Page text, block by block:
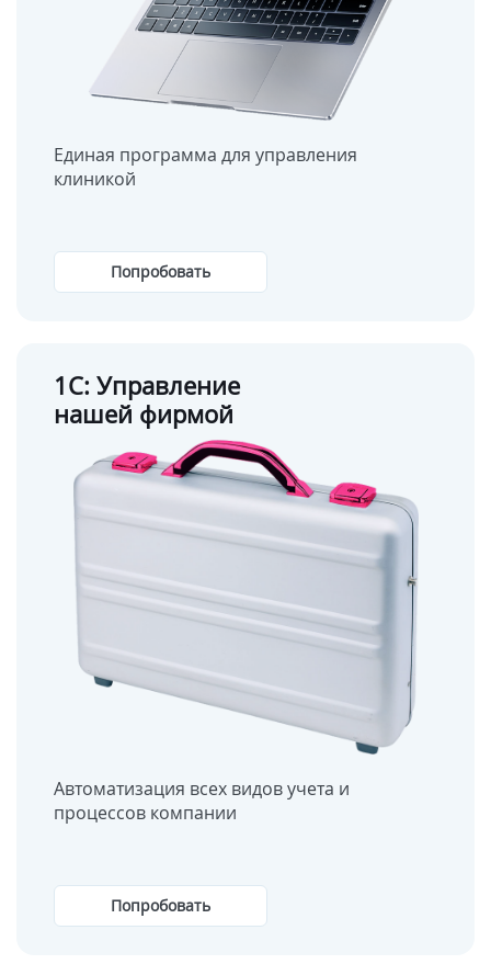
Единая программа для управления
клиникой
Попробовать
1С: Управление
нашей фирмой
Автоматизация всех видов учета и
процессов компании
Попробовать